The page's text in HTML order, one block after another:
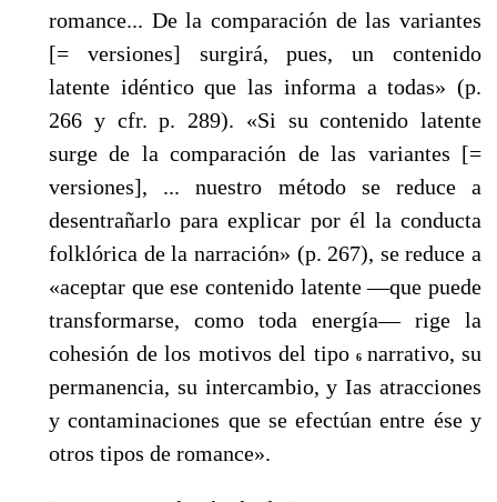
romance... De la comparación de las variantes
[= versiones] surgirá, pues, un contenido
latente idéntico que las informa a todas» (p.
266 y cfr. p. 289). «Si su contenido latente
surge de la comparación de las variantes [=
versiones], ... nuestro método se reduce a
desentrañarlo para explicar por él la conducta
folklórica de la narración» (p. 267), se reduce a
«aceptar que ese contenido latente —que puede
transformarse, como toda energía— rige la
cohesión de los motivos del tipo 6 narrativo, su
permanencia, su intercambio, y Ias atracciones
y contaminaciones que se efectúan entre ése y
otros tipos de romance».